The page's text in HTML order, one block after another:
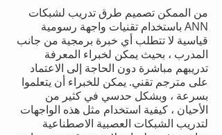
من الممكن تصميم طرق تدريب لشبكات
ANN باستخدام تقنيات واجهة رسومية
قياسية لا تتطلب أي خبرة برمجية من جانب
المدرب ، بحيث يمكن لخبراء المعرفة
تدريبهم مباشرة دون الحاجة إلى الاعتماد
على مترجم تقني. يمكن للخبراء أن يتعلموا
بسرعة ، وبشكل حدسي في كثير من
الأحيان ، كيفية استخدام مثل هذه الواجهات
لتدريب الشبكات العصبية الاصطناعية